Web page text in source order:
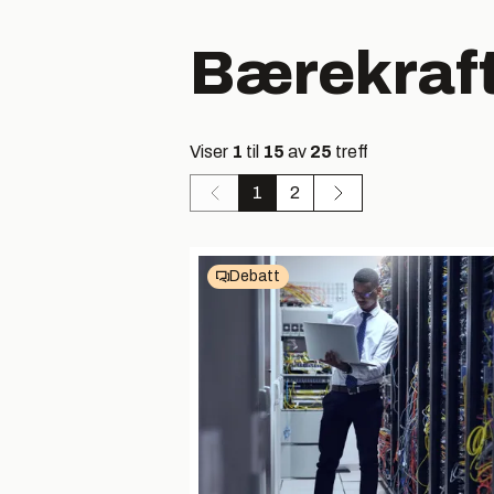
Viser 1 til 15 av 25 treff
1 2
Debatt